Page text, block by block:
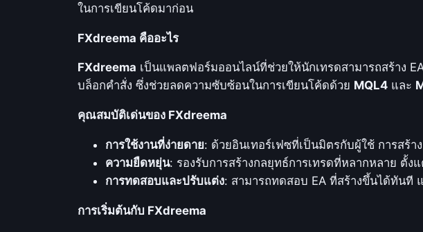
ในการเขียนโค้ดมาก่อน
FXdreema คืออะไร
FXdreema เป็นแพลตฟอร์มออนไลน์ที่ช่วยให้นักเทรดสามารถสร้าง
บล็อกคำสั่ง ซึ่งช่วยลดความซับซ้อนในการเขียนโค้ดด้วย MQL4 และ
คุณสมบัติเด่นของ FXdreema
การใช้งานที่ง่ายดาย: ด้วยอินเทอร์เฟซที่เป็นมิตรกับผู้ใช้ การสร้า
ความยืดหยุ่น: รองรับการสร้างกลยุทธ์การเทรดที่หลากหลาย ตั้
การทดสอบและปรับแต่ง: สามารถทดสอบ EA ที่สร้างขึ้นได้ทันที
การเริ่มต้นกับ FXdreema